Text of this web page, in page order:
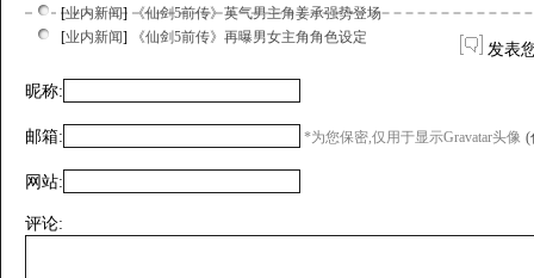
[业内新闻] 《仙剑5前传》英气男主角姜承强势登场
[业内新闻] 《仙剑5前传》再曝男女主角角色设定
发表
昵称:
邮箱: *为您保密,仅用于显示Gravatar头像 (
网站:
评论: